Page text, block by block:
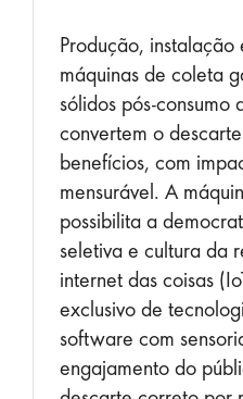
Produção,
máquinas de coleta
sólidos pós-consumo
convertem o
benefícios, com
mensurável. A
possibilita a
seletiva e cultura da
internet das coisas
exclusivo de
software com
engajamento do